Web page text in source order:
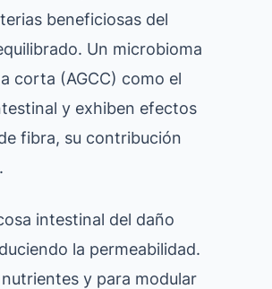
beneficiosas del
Un microbioma
corta (AGCC) como el
y exhiben efectos
fibra, su contribución
intestinal del daño
la permeabilidad.
y para modular